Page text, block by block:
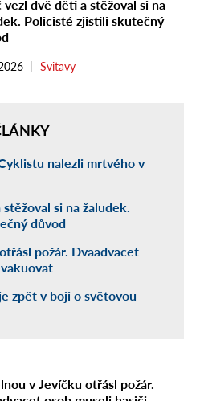
vezl dvě děti a stěžoval si na
Policisté zjistili skutečný
Svitavy
nalezli mrtvého v
si na žaludek.
důvod
požár. Dvaadvacet
zpět v boji o světovou
v Jevíčku otřásl požár.